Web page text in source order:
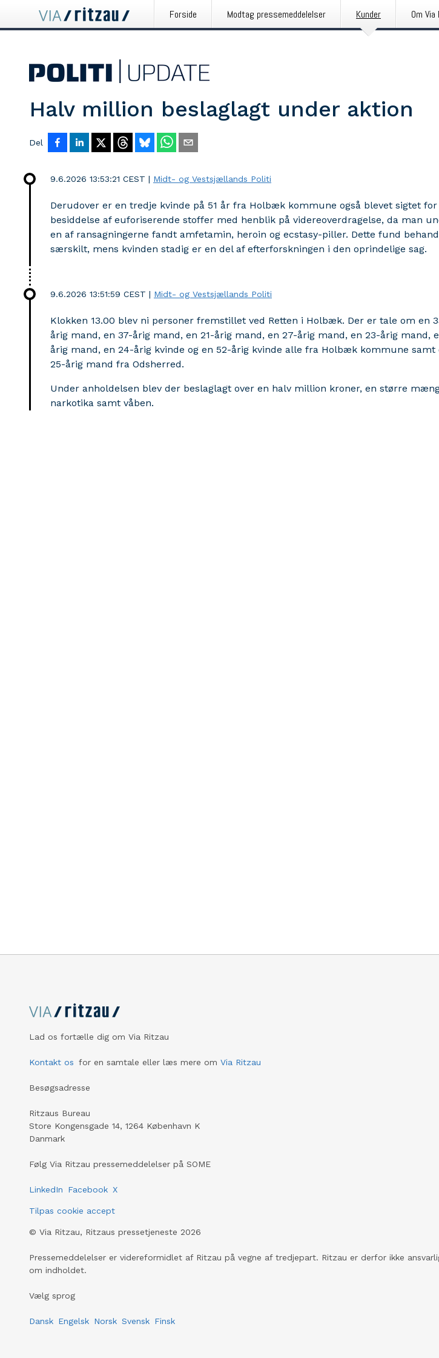
Forside Modtag pressemeddelelser Kunder Om
Halv million beslaglagt under aktion
Del
9.6.2026 13:53:21 CEST | Midt- og Vestsjællands Politi
Derudover er en tredje kvinde på 51 år fra Holbæk kommune også blevet sigtet for
besiddelse af euforiserende stoffer med henblik på videreoverdragelse, da man
en af ransagningerne fandt amfetamin, heroin og ecstasy-piller. Dette fund
særskilt, mens kvinden stadig er en del af efterforskningen i den oprindelige sag.
9.6.2026 13:51:59 CEST | Midt- og Vestsjællands Politi
Klokken 13.00 blev ni personer fremstillet ved Retten i Holbæk. Der er tale om en
årig mand, en 37-årig mand, en 21-årig mand, en 27-årig mand, en 23-årig mand,
årig mand, en 24-årig kvinde og en 52-årig kvinde alle fra Holbæk kommune samt
25-årig mand fra Odsherred.
Under anholdelsen blev der beslaglagt over en halv million kroner, en større
narkotika samt våben.
Lad os fortælle dig om Via Ritzau
Kontakt os for en samtale eller læs mere om Via Ritzau
Besøgsadresse
Ritzaus Bureau
Store Kongensgade 14, 1264 København K
Danmark
Følg Via Ritzau pressemeddelelser på SOME
LinkedIn Facebook X
Tilpas cookie accept
© Via Ritzau, Ritzaus pressetjeneste 2026
Pressemeddelelser er videreformidlet af Ritzau på vegne af tredjepart. Ritzau er derfor ikke
om indholdet.
Vælg sprog
Dansk Engelsk Norsk Svensk Finsk